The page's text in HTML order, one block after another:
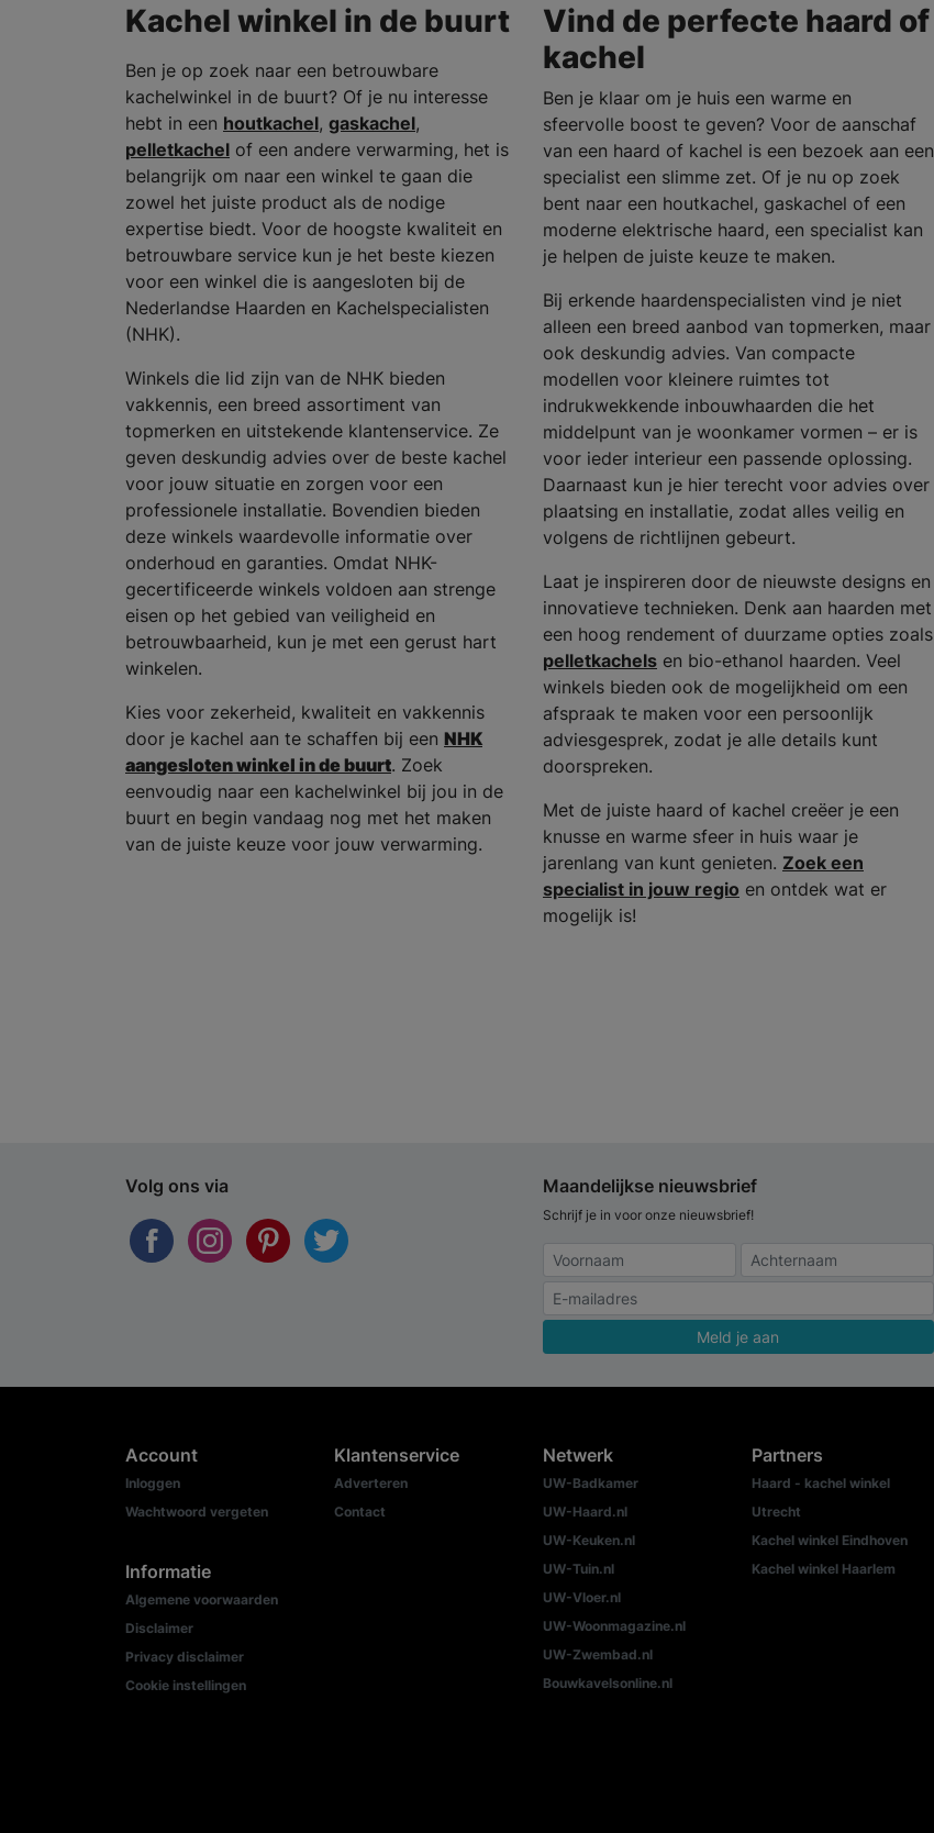
Kachel winkel in de buurt
Ben je op zoek naar een betrouwbare
kachelwinkel in de buurt? Of je nu interesse
hebt in een houtkachel, gaskachel,
pelletkachel of een andere verwarming, het is
belangrijk om naar een winkel te gaan die
zowel het juiste product als de nodige
expertise biedt. Voor de hoogste kwaliteit en
betrouwbare service kun je het beste kiezen
voor een winkel die is aangesloten bij de
Nederlandse Haarden en Kachelspecialisten
(NHK).
Winkels die lid zijn van de NHK bieden
vakkennis, een breed assortiment van
topmerken en uitstekende klantenservice. Ze
geven deskundig advies over de beste kachel
voor jouw situatie en zorgen voor een
professionele installatie. Bovendien bieden
deze winkels waardevolle informatie over
onderhoud en garanties. Omdat NHK-
gecertificeerde winkels voldoen aan strenge
eisen op het gebied van veiligheid en
betrouwbaarheid, kun je met een gerust hart
winkelen.
Kies voor zekerheid, kwaliteit en vakkennis
door je kachel aan te schaffen bij een NHK
aangesloten winkel in de buurt. Zoek
eenvoudig naar een kachelwinkel bij jou in de
buurt en begin vandaag nog met het maken
van de juiste keuze voor jouw verwarming.
Vind de perfecte haard of
kachel
Ben je klaar om je huis een warme en
sfeervolle boost te geven? Voor de aanschaf
van een haard of kachel is een bezoek aan een
specialist een slimme zet. Of je nu op zoek
bent naar een houtkachel, gaskachel of een
moderne elektrische haard, een specialist kan
je helpen de juiste keuze te maken.
Bij erkende haardenspecialisten vind je niet
alleen een breed aanbod van topmerken, maar
ook deskundig advies. Van compacte
modellen voor kleinere ruimtes tot
indrukwekkende inbouwhaarden die het
middelpunt van je woonkamer vormen – er is
voor ieder interieur een passende oplossing.
Daarnaast kun je hier terecht voor advies over
plaatsing en installatie, zodat alles veilig en
volgens de richtlijnen gebeurt.
Laat je inspireren door de nieuwste designs en
innovatieve technieken. Denk aan haarden met
een hoog rendement of duurzame opties zoals
pelletkachelsen bio-ethanol haarden. Veel
winkels bieden ook de mogelijkheid om een
afspraak te maken voor een persoonlijk
adviesgesprek, zodat je alle details kunt
doorspreken.
Met de juiste haard of kachel creëer je een
knusse en warme sfeer in huis waar je
jarenlang van kunt genieten. Zoek een
specialist in jouw regio en ontdek wat er
mogelijk is!
Volg ons via Maandelijkse nieuwsbrief
Schrijf je in voor onze nieuwsbrief!
Meld je aan
Account
Inloggen
Wachtwoord vergeten
Informatie
Algemene voorwaarden
Disclaimer
Privacy disclaimer
Cookie instellingen
Klantenservice
Adverteren
Contact
Netwerk
UW-Badkamer
UW-Haard.nl
UW-Keuken.nl
UW-Tuin.nl
UW-Vloer.nl
UW-Woonmagazine.nl
UW-Zwembad.nl
Bouwkavelsonline.nl
Partners
Haard - kachel winkel
Utrecht
Kachel winkel Eindhoven
Kachel winkel Haarlem